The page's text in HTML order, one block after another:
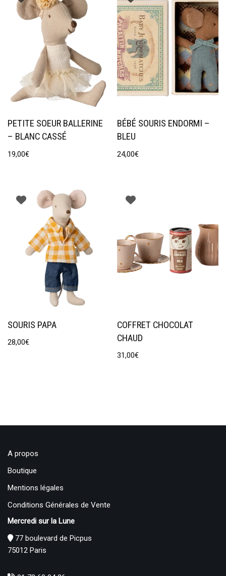
PETITE SOEUR BALLERINE
– BLANC CASSÉ
19,00€
BÉBÉ SOURIS ENDORMI –
BLEU
24,00€
SOURIS PAPA
28,00€
COFFRET CHOCOLAT
CHAUD
31,00€
A propos
Boutique
Mentions légales
Conditions Générales de Vente
Mercredi sur la Lune
77 boulevard de Picpus
75012 Paris